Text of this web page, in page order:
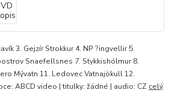
3. Gejzír Strokkur 4. NP ?ingvellir 5.
Snaefellsnes 7. Stykkishólmur 8.
Mývatn 11. Ledovec Vatnajökull 12.
ABCD video | titulky: žádné | audio: CZ celý